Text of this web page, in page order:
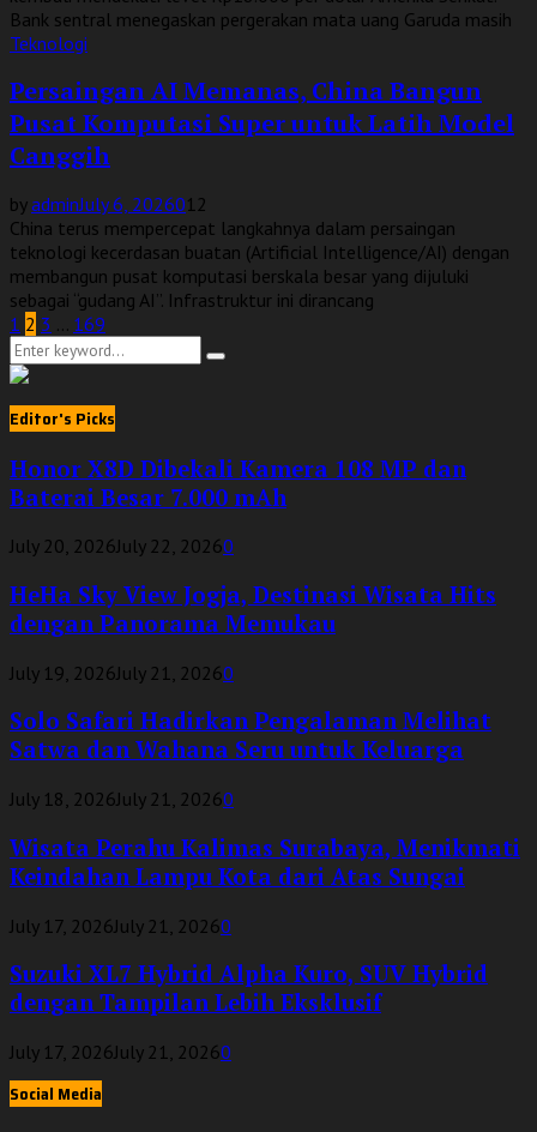
Bank sentral menegaskan pergerakan mata uang Garuda masih
Teknologi
Persaingan AI Memanas, China Bangun
Pusat Komputasi Super untuk Latih Model
Canggih
byadminJuly 6, 2026012
China terus mempercepat langkahnya dalam persaingan
teknologi kecerdasan buatan (Artificial Intelligence/AI) dengan
membangun pusat komputasi berskala besar yang dijuluki
sebagai “gudang AI”. Infrastruktur ini dirancang
Posts
pagination
1 2 3
169
Search
for:
Search
Editor's Picks
Honor X8D Dibekali Kamera 108 MP dan
Baterai Besar 7.000 mAh
July 20, 2026July 22, 20260
HeHa Sky View Jogja, Destinasi Wisata Hits
dengan Panorama Memukau
July 19, 2026July 21, 20260
Solo Safari Hadirkan Pengalaman Melihat
Satwa dan Wahana Seru untuk Keluarga
July 18, 2026July 21, 20260
Wisata Perahu Kalimas Surabaya, Menikmati
Keindahan Lampu Kota dari Atas Sungai
July 17, 2026July 21, 20260
Suzuki XL7 Hybrid Alpha Kuro, SUV Hybrid
dengan Tampilan Lebih Eksklusif
July 17, 2026July 21, 20260
Social Media